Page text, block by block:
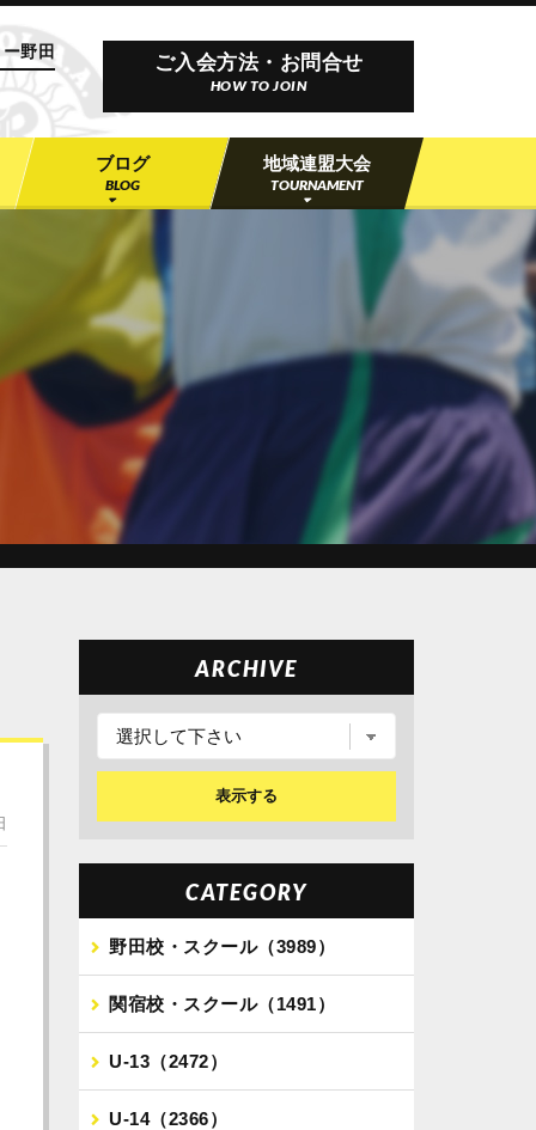
野田
野田 ご入会方法・お問合せ
HOW TO JOIN
ブログ
BLOG
地域連盟大会
TOURNAMENT
ARCHIVE
表示する
CATEGORY
野田校・スクール（3989）
関宿校・スクール（1491）
U-13（2472）
U-14（2366）